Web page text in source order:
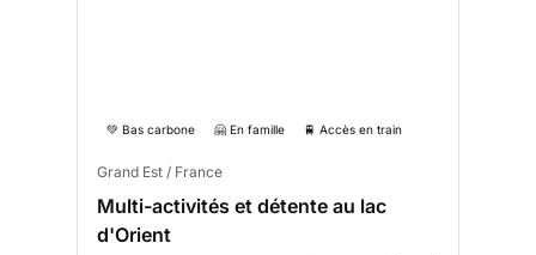
💚 Bas carbone 🤗 En famille 🚆 Accès en train
Grand Est / France
Multi-activités et détente au lac
d'Orient